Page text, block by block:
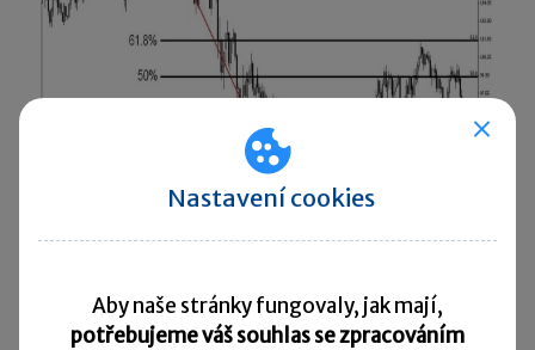
Zdroj:krystofbartos.com
Nastavení cookies
Aby naše stránky fungovaly, jak mají,
potřebujeme váš souhlas se zpracováním